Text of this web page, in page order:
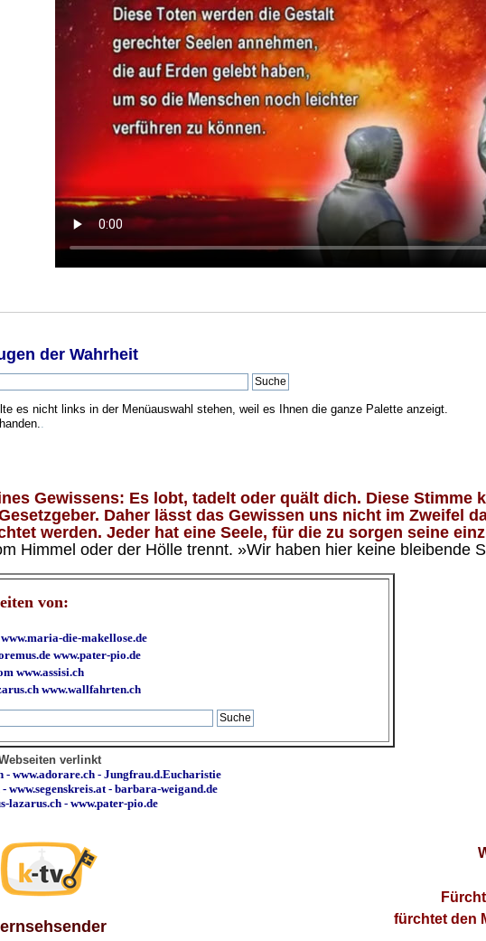
der Wahrheit
es nicht links in der Menüauswahl stehen, weil es Ihnen die ganze Palette anzeigt.
Gewissens: Es lobt, tadelt oder quält dich. Diese
Daher lässt das Gewissen uns nicht im Zweifel
werden. Jeder hat eine Seele, für die zu sorgen seine
Himmel oder der Hölle trennt. »Wir haben hier keine bleibende
von:
www.maria-die-makellose.de
www.pater-pio.de
www.assisi.ch
www.wallfahrten.ch
verlinkt
-www.adorare.ch -Jungfrau.d.Eucharistie
-www.segenskreis.at -barbara-weigand.de
lazarus.ch - www.pater-pio.de
fürchtet den